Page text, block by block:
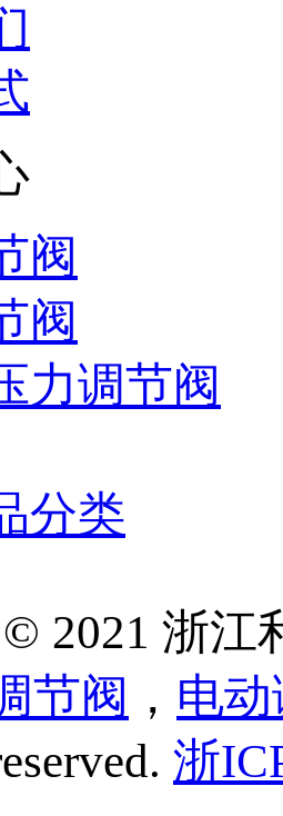
阀
阀
力调节阀
分类
2021 浙
节阀 ， 电
浙